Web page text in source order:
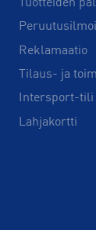
Tuotteiden
Reklamaatio
Tilaus- ja
Intersport-tili
Lahjakortti